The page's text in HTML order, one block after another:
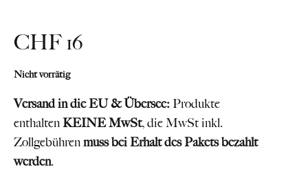
CHF16
Nicht vorrätig
Versand in die EU & Übersee: Produkte
enthaltenKEINE MwSt, die MwSt inkl.
Zollgebührenmuss bei Erhalt des Pakets bezahlt
werden.